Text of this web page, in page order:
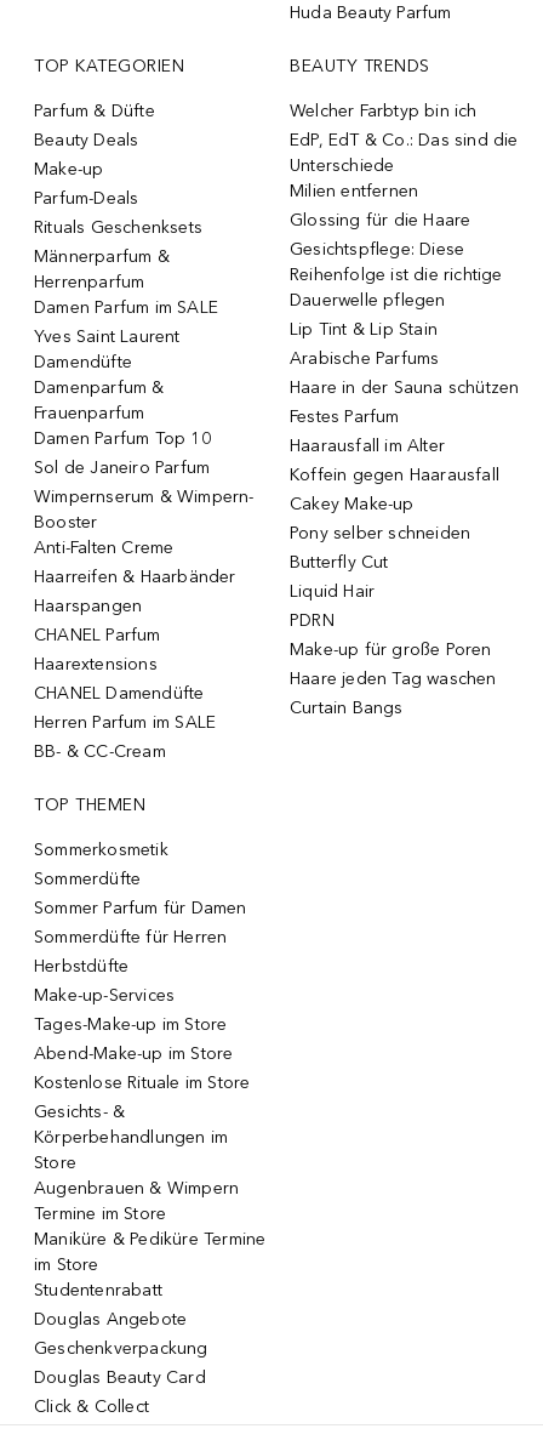
Huda Beauty Parfum
TOP KATEGORIEN
Parfum & Düfte
Beauty Deals
Make-up
Parfum-Deals
Rituals Geschenksets
Männerparfum &
Herrenparfum
Damen Parfum im SALE
Yves Saint Laurent
Damendüfte
Damenparfum &
Frauenparfum
Damen Parfum Top 10
Sol de Janeiro Parfum
Wimpernserum & Wimpern-
Booster
Anti-Falten Creme
Haarreifen & Haarbänder
Haarspangen
CHANEL Parfum
Haarextensions
CHANEL Damendüfte
Herren Parfum im SALE
BB- & CC-Cream
BEAUTY TRENDS
Welcher Farbtyp bin ich
EdP, EdT & Co.: Das sind die
Unterschiede
Milien entfernen
Glossing für die Haare
Gesichtspflege: Diese
Reihenfolge ist die richtige
Dauerwelle pflegen
Lip Tint & Lip Stain
Arabische Parfums
Haare in der Sauna schützen
Festes Parfum
Haarausfall im Alter
Koffein gegen Haarausfall
Cakey Make-up
Pony selber schneiden
Butterfly Cut
Liquid Hair
PDRN
Make-up für große Poren
Haare jeden Tag waschen
Curtain Bangs
TOP THEMEN
Sommerkosmetik
Sommerdüfte
Sommer Parfum für Damen
Sommerdüfte für Herren
Herbstdüfte
Make-up-Services
Tages-Make-up im Store
Abend-Make-up im Store
Kostenlose Rituale im Store
Gesichts- &
Körperbehandlungen im
Store
Augenbrauen & Wimpern
Termine im Store
Maniküre & Pediküre Termine
im Store
Studentenrabatt
Douglas Angebote
Geschenkverpackung
Douglas Beauty Card
Click & Collect